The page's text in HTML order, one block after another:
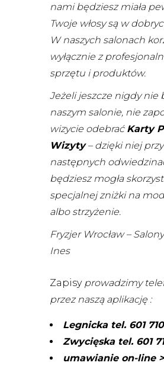
nami będziesz miała
Twoje włosy są w
W naszych salonach
wyłącznie z
sprzętu i produktów.
Jeżeli jeszcze nigdy nie
naszym salonie, nie
wizycie odebrać Karty
Wizyty– dzięki niej przy
następnych
będziesz mogła
specjalnej zniżki na
albo strzyżenie.
Fryzjer Wrocław –
Ines
Zapisyprowadzimy
przez naszą aplikację :
Legnicka tel. 601
Zwycięska tel. 601
umawianie on-line